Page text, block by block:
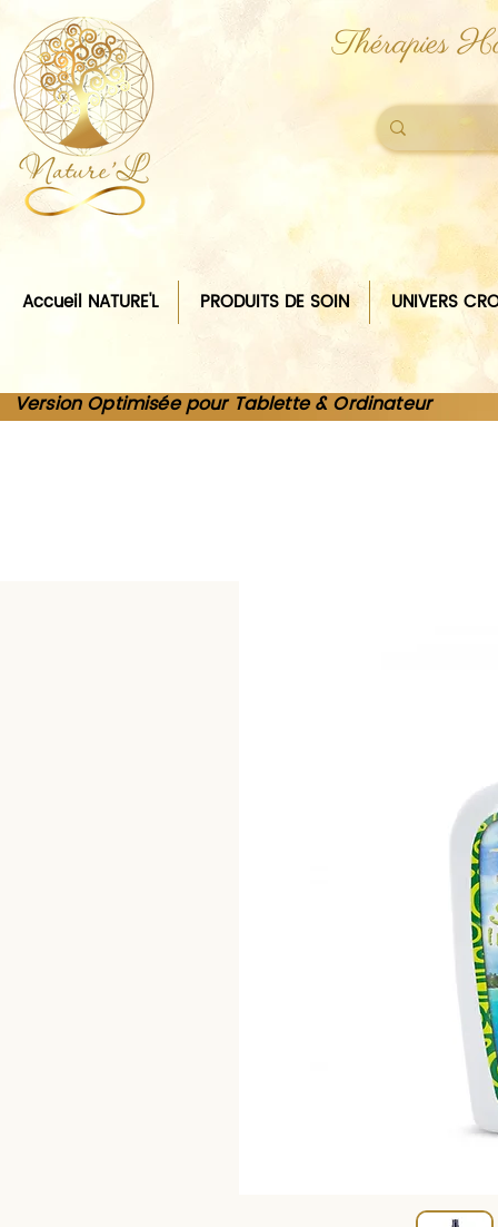
Thérapies
Accueil NATURE'L PRODUITS DE SOIN UNIVERS
Version Optimisée pour Tablette & Ordinateur